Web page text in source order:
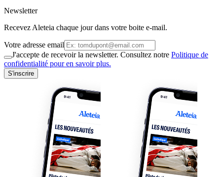
Newsletter
Recevez Aleteia chaque jour dans votre boite e-mail.
Votre adresse email
J'accepte de recevoir la newsletter. Consultez notre Politique de
confidentialité pour en savoir plus.
S'inscrire